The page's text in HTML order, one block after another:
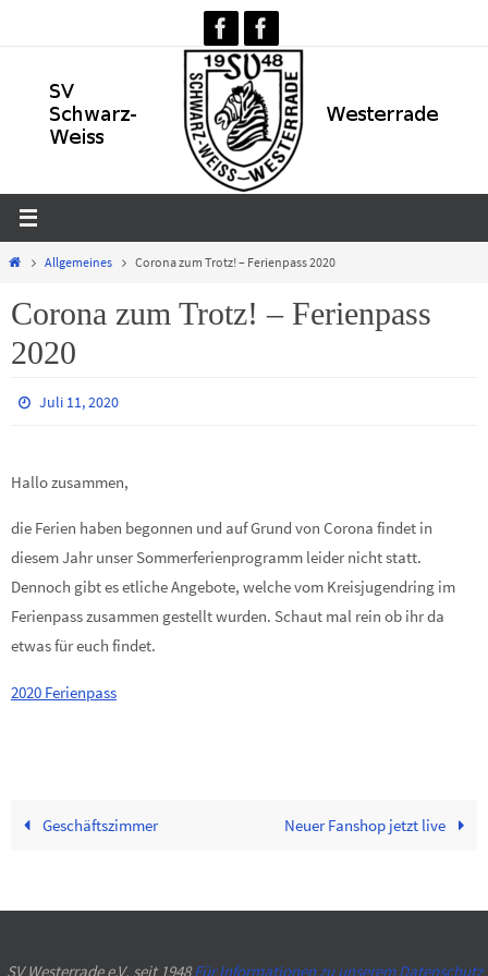
HomeAllgemeines Corona zum Trotz! – Ferienpass 2020
Corona zum Trotz! – Ferienpass
2020
Juli 11, 2020
Hallo zusammen,
die Ferien haben begonnen und auf Grund von Corona findet in
diesem Jahr unser Sommerferienprogramm leider nicht statt.
Dennoch gibt es etliche Angebote, welche vom Kreisjugendring im
Ferienpass zusammen gestellt wurden. Schaut mal rein ob ihr da
etwas für euch findet.
2020 Ferienpass
Geschäftszimmer Neuer Fanshop jetzt live
SV Westerrade e.V. seit 1948Für Informationen zu unserem Datenschutz